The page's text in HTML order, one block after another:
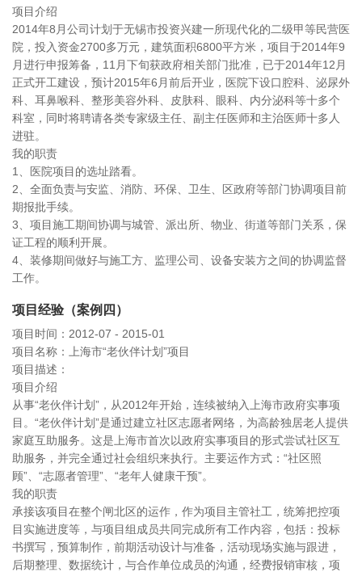
项目介绍
2014年8月公司计划于无锡市投资兴建一所现代化的二级甲等民营医
院，投入资金2700多万元，建筑面积6800平方米，项目于2014年9
月进行申报筹备，11月下旬获政府相关部门批准，已于2014年12月
正式开工建设，预计2015年6月前后开业，医院下设口腔科、泌尿外
科、耳鼻喉科、整形美容外科、皮肤科、眼科、内分泌科等十多个
科室，同时将聘请各类专家级主任、副主任医师和主治医师十多人
进驻。
我的职责
1、医院项目的选址踏看。
2、全面负责与安监、消防、环保、卫生、区政府等部门协调项目前
期报批手续。
3、项目施工期间协调与城管、派出所、物业、街道等部门关系，保
证工程的顺利开展。
4、装修期间做好与施工方、监理公司、设备安装方之间的协调监督
工作。
项目经验（案例四）
项目时间：2012-07 - 2015-01
项目名称：上海市“老伙伴计划”项目
项目描述：
项目介绍
从事“老伙伴计划”，从2012年开始，连续被纳入上海市政府实事项
目。“老伙伴计划”是通过建立社区志愿者网络，为高龄独居老人提供
家庭互助服务。这是上海市首次以政府实事项目的形式尝试社区互
助服务，并完全通过社会组织来执行。主要运作方式：“社区照
顾”、“志愿者管理”、“老年人健康干预”。
我的职责
承接该项目在整个闸北区的运作，作为项目主管社工，统筹把控项
目实施进度等，与项目组成员共同完成所有工作内容，包括：投标
书撰写，预算制作，前期活动设计与准备，活动现场实施与跟进，
后期整理、数据统计，与合作单位成员的沟通，经费报销审核，项